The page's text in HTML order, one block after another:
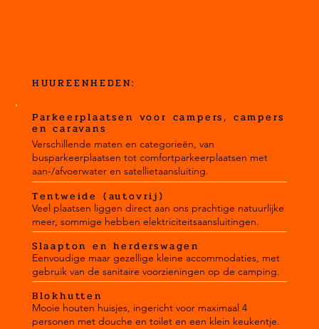
HUUREENHEDEN:
Parkeerplaatsen voor campers, campers
en caravans
Verschillende maten en categorieën, van
busparkeerplaatsen tot comfortparkeerplaatsen met
aan-/afvoerwater en satellietaansluiting.
Tentweide (autovrij)
Veel plaatsen liggen direct aan ons prachtige natuurlijke
meer, sommige hebben elektriciteitsaansluitingen.
Slaapton en herderswagen
Eenvoudige maar gezellige kleine accommodaties, met
gebruik van de sanitaire voorzieningen op de camping.
Blokhutten
Mooie houten huisjes, ingericht voor maximaal 4
personen met douche en toilet en een klein keukentje.